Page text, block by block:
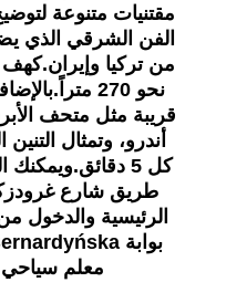
مقتنيات متنوعة
الفن الشرقي الذي
من تركيا وإيران.كهف
نحو 270
قريبة مثل متحف
أندرو، وتمثال
كل 5
طريق شارع
معلم سياحي